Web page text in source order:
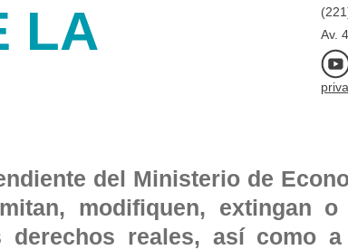
LA
Av.
del Ministerio de
modifiquen, extingan
reales, así como